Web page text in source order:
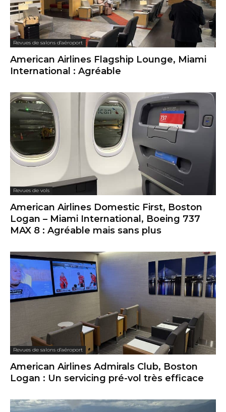
Revues de salons d'aéroport
American Airlines Flagship Lounge, Miami
International : Agréable
Revues de vols
American Airlines Domestic First, Boston
Logan – Miami International, Boeing 737
MAX 8 : Agréable mais sans plus
Revues de salons d'aéroport
American Airlines Admirals Club, Boston
Logan : Un servicing pré-vol très efficace